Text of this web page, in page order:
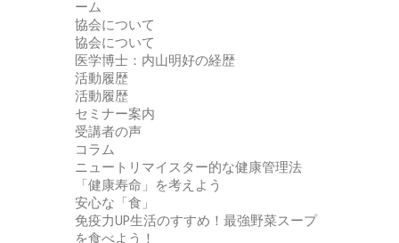
ーム
協会について
協会について
医学博士：内山明好の経歴
活動履歴
活動履歴
セミナー案内
受講者の声
コラム
ニュートリマイスター的な健康管理法
「健康寿命」を考えよう
安心な「食」
免疫力UP生活のすすめ！最強野菜スープ
を食べよう！